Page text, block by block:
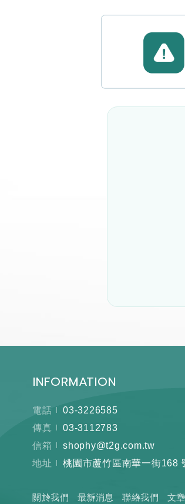
INFORMATION
電話
03-3226585
傳真
03-3112783
信箱
shophy@t2g.com.tw
地址
桃園市蘆竹區南華一街168
關於我們 最新消息 聯絡我們 文